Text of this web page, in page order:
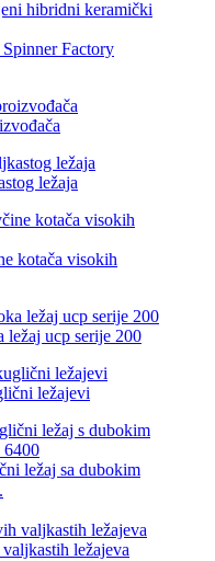
Factory
ležaja
kotača visokih
ležaj ucp serije 200
ležajevi
ležaj sa dubokim
ležajeva